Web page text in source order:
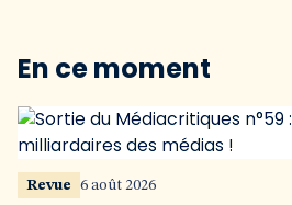
En ce moment
Revue 6 août 2026